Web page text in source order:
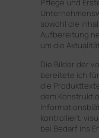
Pflege und
sowohl die
Aufbereitung
um die
Die Bilder der
bereitete ich
die
dem
kontrolliert,
bei Bedarf ins